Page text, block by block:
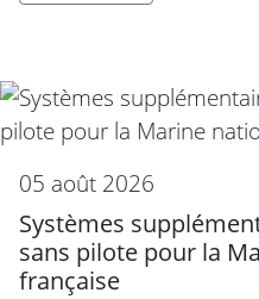
05 août 2026
Systèmes
sans pilote pour la
française